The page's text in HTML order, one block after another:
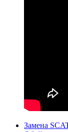
Замена